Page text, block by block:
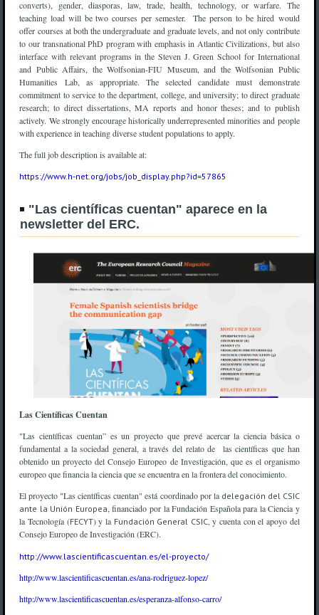
converts), gender, diasporas, law, trade, health, technology, or warfare. The
teaching load will be two courses per semester. The person to be hired would
offer courses at both the undergraduate and graduate levels, and not only contribute
to our transnational PhD program with emphasis in Atlantic Civilizations, but also
interface with relevant programs in the Steven J. Green School for International
and Public Affairs, the Wolfsonian-FIU Museum, and the Wolfsonian Public
Humanities Lab, as appropriate. The selected candidate must demonstrate
commitment to service to the department, college, and university; to direct graduate
research; to direct dissertations, MA reports and honor theses; and to publish
actively. We strongly encourage historically underrepresented minorities and people
with experience in teaching diverse student populations to apply.
The full job description is available at:
https://www.h-net.org/jobs/job_display.php?id=57865
"Las científicas cuentan" aparece en la
newsletter del ERC.
Las Científicas Cuentan
"Las científicas cuentan” es un proyecto que prevé acercar la ciencia básica o
fundamental a la sociedad general, a través del relato de las científicas que han
obtenido un proyecto del Consejo Europeo de Investigación, que es el organismo
europeo que financia la ciencia que se encuentra en la frontera del conocimiento.
El proyecto "Las científicas cuentan" está coordinado por la delegación del CSIC
ante la Unión Europea, financiado por la Fundación Española para la Ciencia y
la Tecnología (FECYT) y la Fundación General CSIC, y cuenta con el apoyo del
Consejo Europeo de Investigación (ERC).
http://www.lascientificascuentan.es/el-proyecto/
http://www.lascientificascuentan.es/ana-rodriguez-lopez/
http://www.lascientificascuentan.es/esperanza-alfonso-carro/